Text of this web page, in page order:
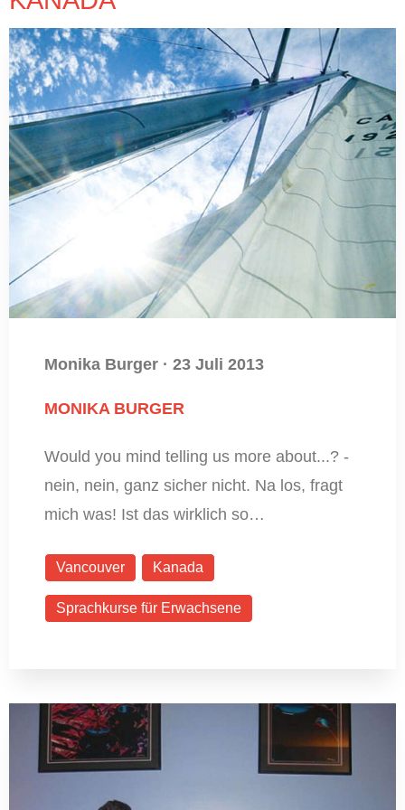
Monika Burger · 23 Juli 2013
MONIKA BURGER
Would you mind telling us more about...? -
nein, nein, ganz sicher nicht. Na los, fragt
mich was! Ist das wirklich so…
Vancouver Kanada
Sprachkurse für Erwachsene